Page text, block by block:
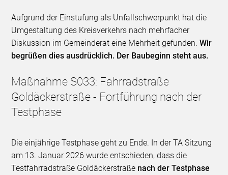
Aufgrund der Einstufung als Unfallschwerpunkt hat die
Umgestaltung des Kreisverkehrs nach mehrfacher
Diskussion im Gemeinderat eine Mehrheit gefunden.Wir
begrüßen dies ausdrücklich. Der Baubeginn steht aus.
Maßnahme S033: Fahrradstraße
Goldäckerstraße - Fortführung nach der
Testphase
Die einjährige Testphase geht zu Ende. In der TA Sitzung
am 13. Januar 2026 wurde entschieden, dass die
Testfahrradstraße Goldäckerstraße nach der Testphase